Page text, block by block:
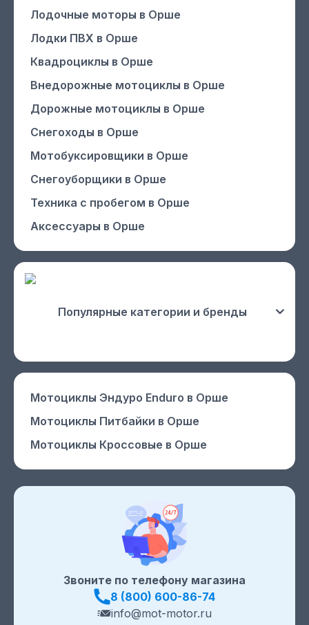
Звоните по телефону магазина
8 (800) 600-86-74
info@mot-motor.ru
Лодочные моторы в Орше
Лодки ПВХ в Орше
Квадроциклы в Орше
Внедорожные мотоциклы в Орше
Дорожные мотоциклы в Орше
Снегоходы в Орше
Мотобуксировщики в Орше
Снегоуборщики в Орше
Техника с пробегом в Орше
Аксессуары в Орше
Популярные категории и бренды
Мотоциклы Эндуро Enduro в Орше
Мотоциклы Питбайки в Орше
Мотоциклы Кроссовые в Орше